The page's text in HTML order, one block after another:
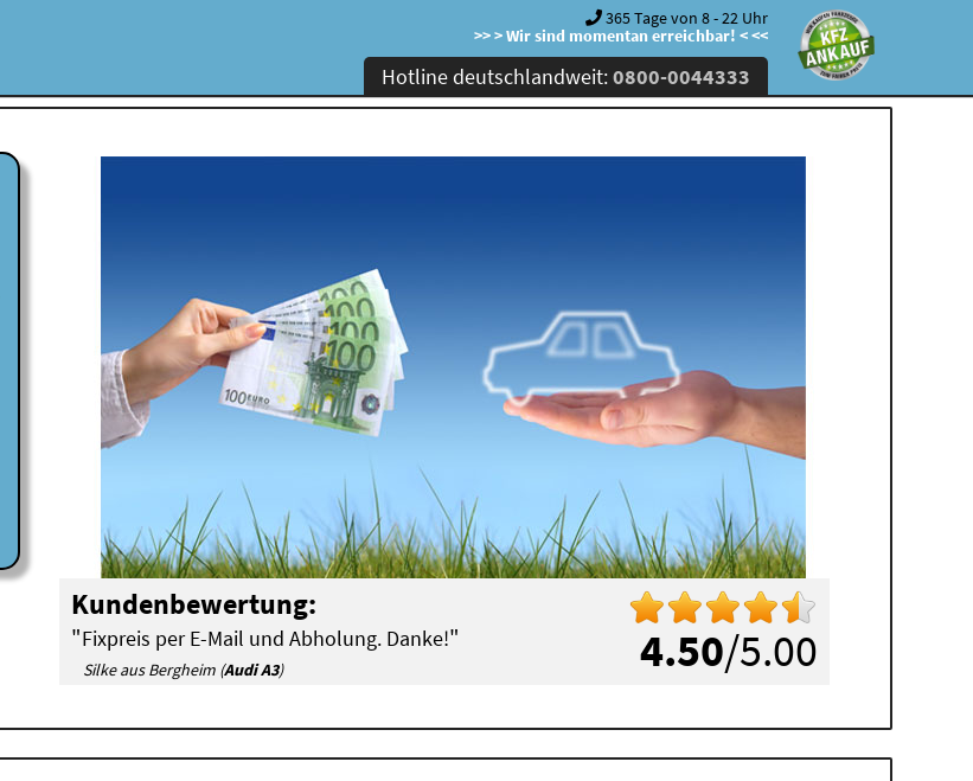
365 Tage von 8 - 22 Uhr
>> > Wir sind momentan erreichbar! < <<
Hotline deutschlandweit:0800-0044333
4.50/5.00
Kundenbewertung:
"Fixpreis per E-Mail und Abholung. Danke!"
Silke aus Bergheim (Audi A3)